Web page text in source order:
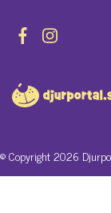
© Copyright 2026